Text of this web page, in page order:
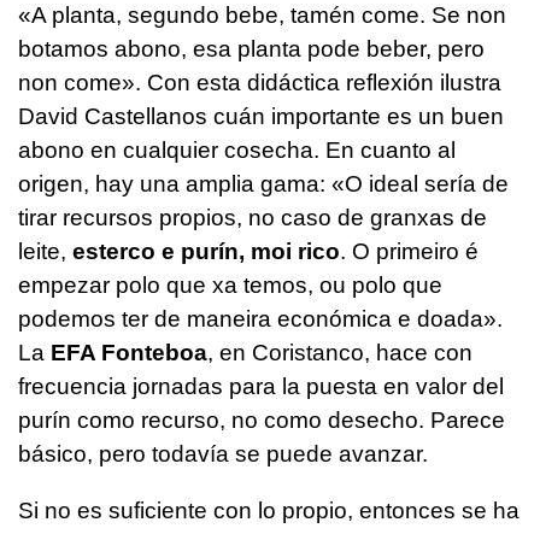
«A planta, segundo bebe, tamén come. Se non
botamos abono, esa planta pode beber, pero
non come». Con esta didáctica reflexión ilustra
David Castellanos cuán importante es un buen
abono en cualquier cosecha. En cuanto al
origen, hay una amplia gama: «O ideal sería de
tirar recursos propios, no caso de granxas de
leite, esterco e purín, moi rico. O primeiro é
empezar polo que xa temos, ou polo que
podemos ter de maneira económica e doada».
La EFA Fonteboa, en Coristanco, hace con
frecuencia jornadas para la puesta en valor del
purín como recurso, no como desecho. Parece
básico, pero todavía se puede avanzar.
Si no es suficiente con lo propio, entonces se ha